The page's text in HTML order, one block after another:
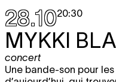
28.1020:30
MYKKI
concert
Une bande-son pour les